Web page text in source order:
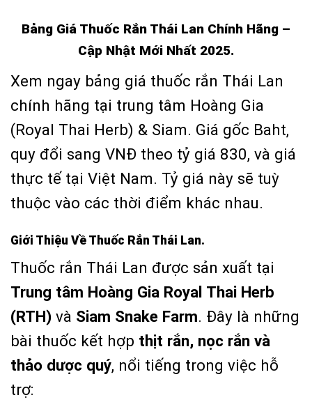
Bảng Giá Thuốc Rắn Thái Lan Chính Hãng –
Cập Nhật Mới Nhất 2025.
Xem ngay bảng giá thuốc rắn Thái Lan
chính hãng tại trung tâm Hoàng Gia
(Royal Thai Herb) & Siam. Giá gốc Baht,
quy đổi sang VNĐ theo tỷ giá 830, và giá
thực tế tại Việt Nam. Tỷ giá này sẽ tuỳ
thuộc vào các thời điểm khác nhau.
Giới Thiệu Về Thuốc Rắn Thái Lan.
Thuốc rắn Thái Lan được sản xuất tại
Trung tâm Hoàng Gia Royal Thai Herb
(RTH) và Siam Snake Farm. Đây là những
bài thuốc kết hợp thịt rắn, nọc rắn và
thảo dược quý, nổi tiếng trong việc hỗ
trợ: